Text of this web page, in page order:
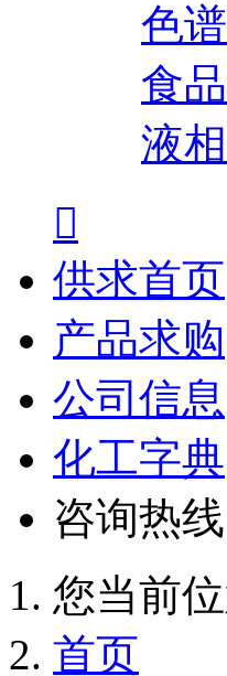
色
食
液

供求首页
产品求购
公司信息
化工字典
咨询热线
您当前位
首页